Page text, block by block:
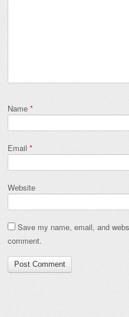
Name *
Email *
Website
Save my name, email, and
comment.